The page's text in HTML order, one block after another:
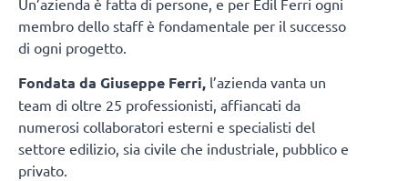
membro dello staff è fondamentale per il successo
di ogni progetto.
Fondata da Giuseppe Ferri, l’azienda vanta un
team di oltre 25 professionisti, affiancati da
numerosi collaboratori esterni e specialisti del
settore edilizio, sia civile che industriale, pubblico e
privato.